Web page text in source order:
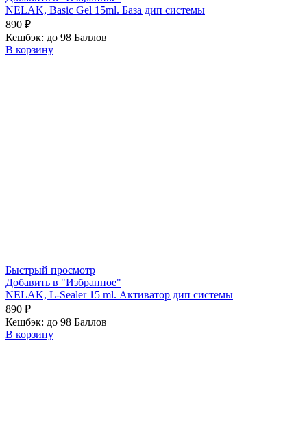
NELAK, Basic Gel 15ml. База дип системы
890 ₽
Кешбэк: до 98 Баллов
В корзину
Быстрый просмотр
Добавить в "Избранное"
NELAK, L-Sealer 15 ml. Активатор дип системы
890 ₽
Кешбэк: до 98 Баллов
В корзину